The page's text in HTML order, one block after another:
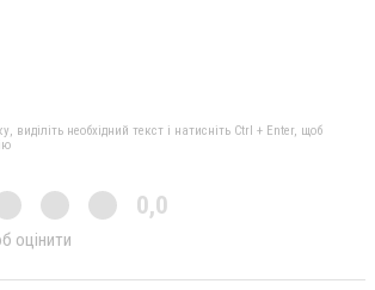
необхідний текст і натисніть Ctrl + Enter, щоб
0,0
оцінити